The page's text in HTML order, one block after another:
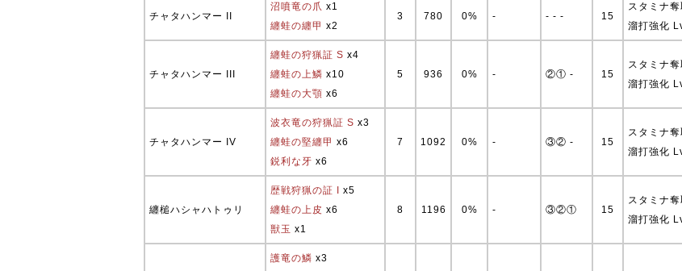
チャタハンマー II
沼噴竜の爪 x1
纏蛙の纏甲 x2
3 780 0% - - - - 15
スタミナ
溜打強化
チャタハンマー III
纏蛙の狩猟証 S x4
纏蛙の上鱗 x10
纏蛙の大顎 x6
5 936 0% - ②① - 15
スタミナ
溜打強化
チャタハンマー IV
波衣竜の狩猟証 S x3
纏蛙の堅纏甲 x6
鋭利な牙 x6
7 1092 0% - ③② - 15
スタミナ
溜打強化
纏槌ハシャハトゥリ
歴戦狩猟の証 I
x5
纏蛙の上皮 x6
獣玉 x1
8 1196 0% - ③②① 15
スタミナ
溜打強化
護竜の鱗 x3